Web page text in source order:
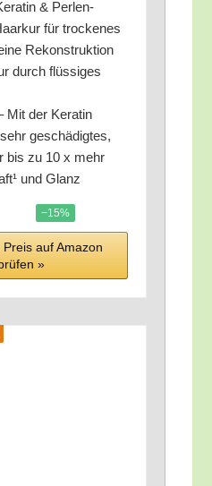
& Per­len-
für tro­cke­nes
Rekon­struk­ti­on
durch flüs­si­ges
Mit der Kera­tin
geschä­dig­tes,
bis zu 10 x mehr
und Glanz
−15%
auf Ama­zon
»